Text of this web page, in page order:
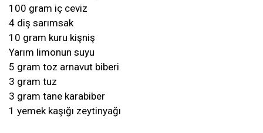
100 gram iç ceviz
4 diş sarımsak
10 gram kuru kişniş
Yarım limonun suyu
5 gram toz arnavut biberi
3 gram tuz
3 gram tane karabiber
1 yemek kaşığı zeytinyağı